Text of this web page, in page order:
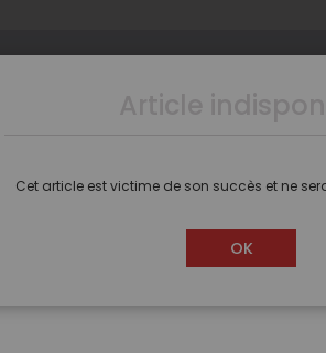
Cet article est victime de son succès et ne
OK